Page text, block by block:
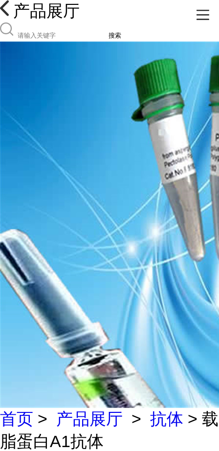
产品展厅
搜索
首页 > 产品展厅 > 抗体 > 载
脂蛋白A1抗体